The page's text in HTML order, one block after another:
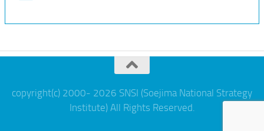
copyright(c) 2000- 2026 SNSI (Soejima National Strategy
Institute) All Rights Reserved.